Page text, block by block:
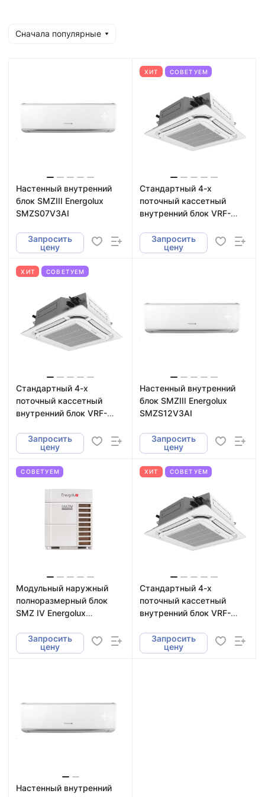
Сначала популярные
Настенный внутренний
блок SMZIII Energolux
SMZS07V3AI
Запросить
цену
ХИТ СОВЕТУЕМ
Стандартный 4-х
поточный кассетный
внутренний блок VRF-
SMZC24V3AI
Запросить
цену
ХИТ СОВЕТУЕМ
Стандартный 4-х
поточный кассетный
внутренний блок VRF-
SMZC30V3AI
Запросить
цену
Настенный внутренний
блок SMZIII Energolux
SMZS12V3AI
Запросить
цену
СОВЕТУЕМ
Модульный наружный
полноразмерный блок
SMZ IV Energolux
Запросить
цену
ХИТ СОВЕТУЕМ
Стандартный 4-х
поточный кассетный
внутренний блок VRF-
SMZC34V3AI
Запросить
цену
Настенный внутренний